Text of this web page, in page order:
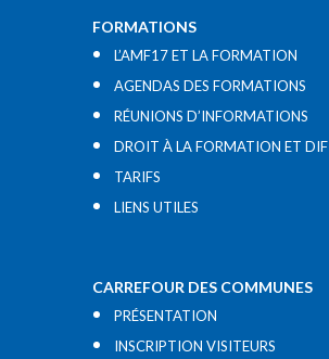
FORMATIONS
L’AMF17 ET LA FORMATION
AGENDAS DES FORMATIONS
RÉUNIONS D’INFORMATIONS
DROIT À LA FORMATION ET DIF
TARIFS
LIENS UTILES​
CARREFOUR DES COMMUNES
PRÉSENTATION
INSCRIPTION VISITEURS